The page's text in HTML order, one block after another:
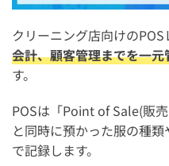
周辺機器(スキャナー・
ス性
クリーニング店向けの
1. 自店に必要な機能を整
クリーニング店向けのPOS
会計、顧客管理までを一
す。
POSは「Point of Sale(販
と同時に預かった服の種
で記録します。